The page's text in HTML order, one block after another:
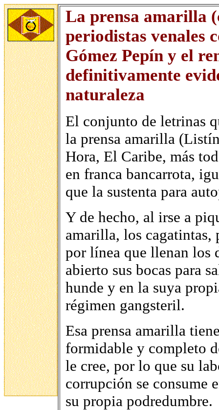
La prensa amarilla
periodistas venales
Gómez Pepín y el
definitivamente
naturaleza
El conjunto de letrinas
la prensa amarilla
Hora, El Caribe, más
en franca bancarrota,
que la sustenta para
Y de hecho, al irse a
amarilla, los cagatintas,
por línea que llenan los
abierto sus bocas para
hunde y en la suya
régimen gangsteril.
Esa prensa amarilla
formidable y completo
le cree, por lo que su
corrupción se consume
su propia podredumbre.